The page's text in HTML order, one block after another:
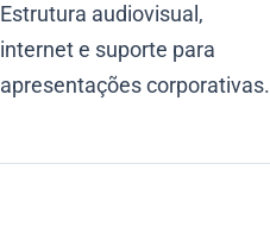
Estrutura audiovisual,
internet e suporte para
apresentações corporativas.